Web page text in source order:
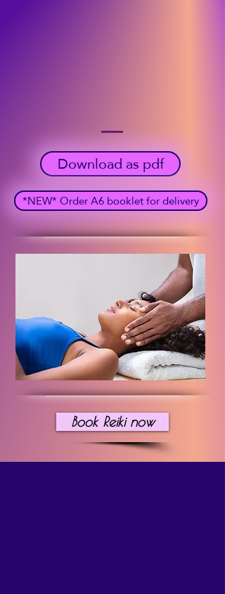
Download as pdf
*NEW* Order A6 booklet for delivery
Book Reiki now